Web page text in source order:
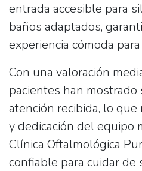
entrada accesible para
baños adaptados,
experiencia cómoda
Con una valoración
pacientes han mostrado
atención recibida, lo
y dedicación del equipo
Clínica Oftalmológica
confiable para cuidar de